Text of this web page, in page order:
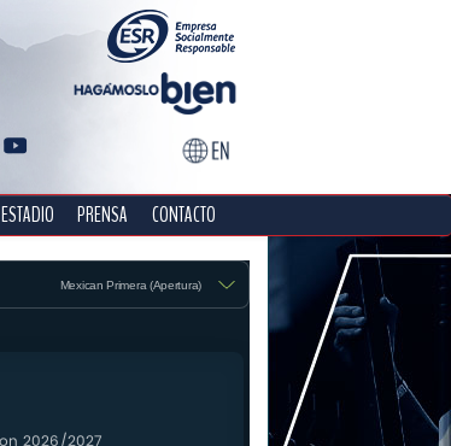
ESTADIO PRENSA CONTACTO